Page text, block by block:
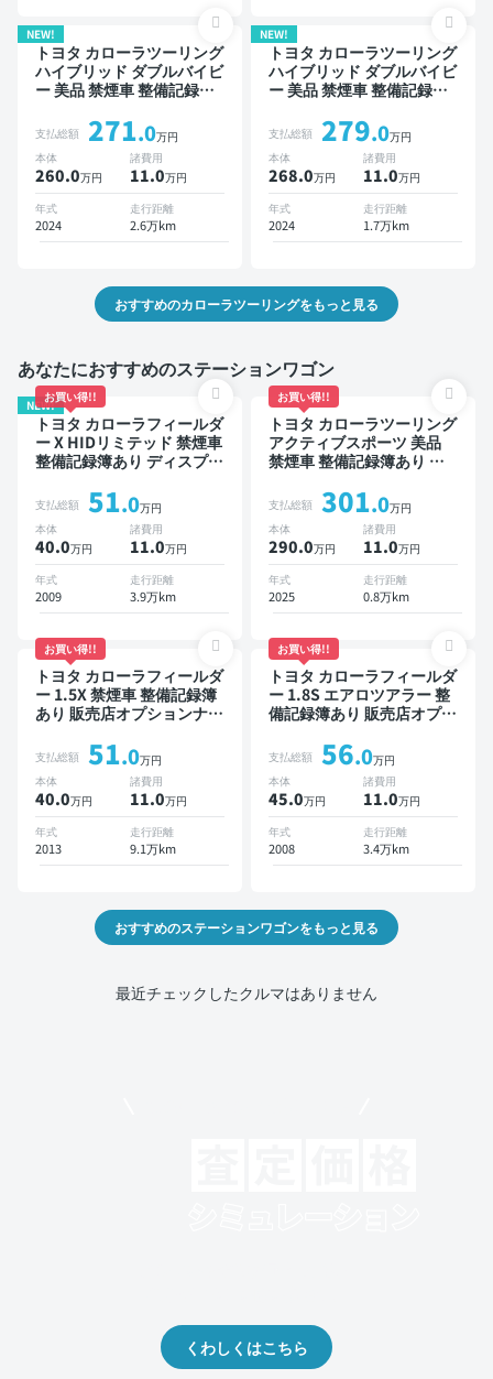
NEW!
トヨタ カローラツーリング
ハイブリッド ダブルバイビ
ー 美品 禁煙車 整備記録簿
オ ※ナビキットあり TV ブ
ラインドスポットモニター
オートクルーズ スマートキ
ー ETC バックモニター ド
ライブレコーダー 衝突軽減
支払総額 271.0万円
本体
260.0万円
諸費用
11.0万円
年式
2024
走行距離
2.6万km
NEW!
トヨタ カローラツーリング
ハイブリッド ダブルバイビ
ー 美品 禁煙車 整備記録簿
オ ※ナビキットあり TV オ
ートクルーズ スマートキー
ETC バックモニター 衝突
軽減
支払総額 279.0万円
本体
268.0万円
諸費用
11.0万円
年式
2024
走行距離
1.7万km
おすすめのカローラツーリングをもっと見る
あなたにおすすめのステーションワゴン
NEW!
お買い得!!
トヨタ カローラフィールダ
ー X HIDリミテッド 禁煙車
整備記録簿あり ディスプレ
あり TV ワイヤレスキー
支払総額 51.0万円
本体
40.0万円
諸費用
11.0万円
年式
2009
走行距離
3.9万km
お買い得!!
トヨタ カローラツーリング
アクティブスポーツ 美品
禁煙車 整備記録簿あり デ
ビキットあり TV ブライン
ドスポットモニター オート
クルーズ スマートキー
ETC バックモニター ドラ
イブレコーダー 衝突軽減
支払総額 301.0万円
本体
290.0万円
諸費用
11.0万円
年式
2025
走行距離
0.8万km
お買い得!!
トヨタ カローラフィールダ
ー 1.5X 禁煙車 整備記録簿
あり 販売店オプションナビ
ックモニター ドライブレコ
ーダー
支払総額 51.0万円
本体
40.0万円
諸費用
11.0万円
年式
2013
走行距離
9.1万km
お買い得!!
トヨタ カローラフィールダ
ー 1.8S エアロツアラー 整
備記録簿あり 販売店オプシ
ETC バックモニター
支払総額 56.0万円
本体
45.0万円
諸費用
11.0万円
年式
2008
走行距離
3.4万km
おすすめのステーションワゴンをもっと見る
最近チェックしたクルマはありません
くわしくはこちら